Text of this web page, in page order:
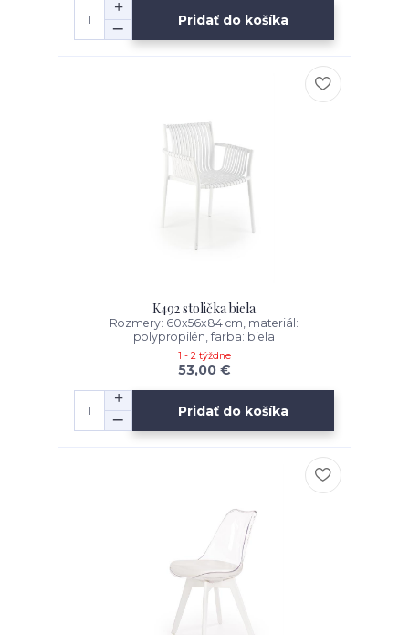
Pridať do košíka
K492 stolička biela
Rozmery: 60x56x84 cm, materiál:
polypropilén, farba: biela
53,00 €
1 - 2 týždne
Pridať do košíka